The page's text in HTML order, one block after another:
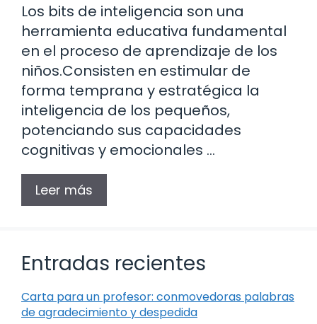
Los bits de inteligencia son una
herramienta educativa fundamental
en el proceso de aprendizaje de los
niños.Consisten en estimular de
forma temprana y estratégica la
inteligencia de los pequeños,
potenciando sus capacidades
cognitivas y emocionales …
Leer más
Entradas recientes
Carta para un profesor: conmovedoras palabras
de agradecimiento y despedida